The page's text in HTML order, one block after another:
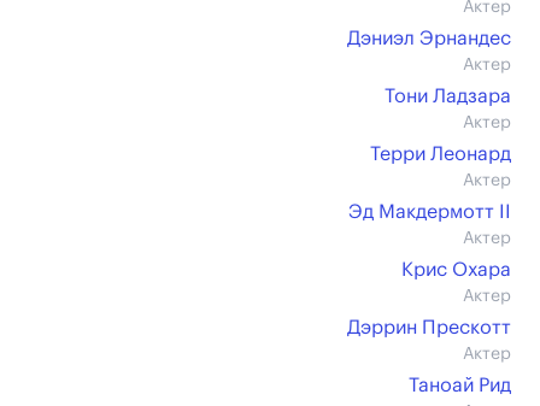
Актер
Дэниэл Эрнандес
Актер
Тони Ладзара
Актер
Терри Леонард
Актер
Эд Макдермотт II
Актер
Крис Охара
Актер
Дэррин Прескотт
Актер
Таноай Рид